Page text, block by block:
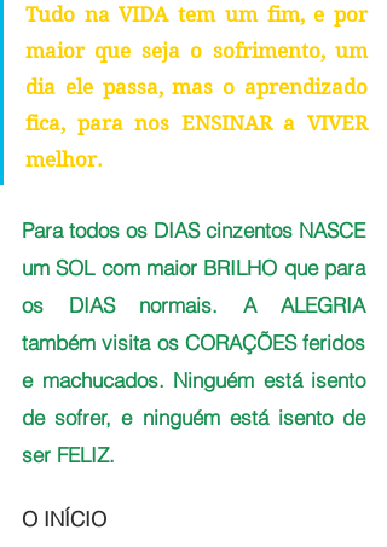
Tudo na VIDA tem um fim, e por
maior que seja o sofrimento, um
dia ele passa, mas o aprendizado
fica, para nos ENSINAR a VIVER
melhor.
Para todos os DIAS cinzentos NASCE
um SOL com maior BRILHO que para
os DIAS normais. A ALEGRIA
também visita os CORAÇÕES feridos
e machucados. Ninguém está isento
de sofrer, e ninguém está isento de
ser FELIZ.
O INÍCIO